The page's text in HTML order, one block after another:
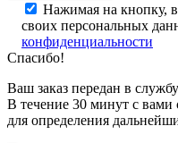
Нажимая на кнопку,
своих персональных
конфиденциальности
Спасибо!
Ваш заказ передан в
В течение 30 минут с вами
для определения